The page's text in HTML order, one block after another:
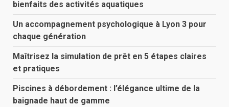
bienfaits des activités aquatiques
Un accompagnement psychologique à Lyon 3 pour
chaque génération
Maîtrisez la simulation de prêt en 5 étapes claires
et pratiques
Piscines à débordement : l’élégance ultime de la
baignade haut de gamme